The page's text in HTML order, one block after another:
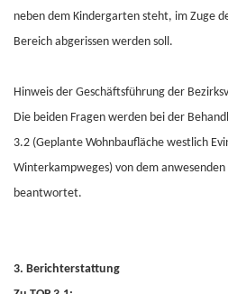
neben dem Kindergarten steht, im Zuge
Bereich abgerissen werden soll.
Hinweis der Geschäftsführung der
Die beiden Fragen werden bei der
3.2 (Geplante Wohnbaufläche westlich
Winterkampweges) von dem
beantwortet.
3. Berichterstattung